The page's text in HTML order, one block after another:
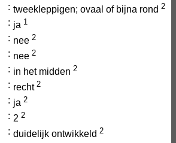
: tweekleppigen; ovaal of bijna rond 2
: ja 1
: nee 2
: nee 2
: in het midden 2
: recht 2
: ja 2
: 2 2
: duidelijk ontwikkeld 2